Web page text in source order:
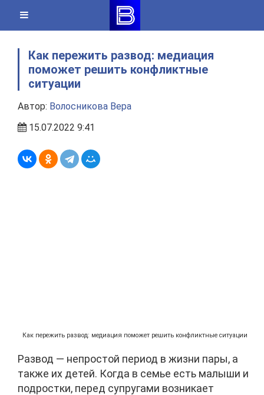
content
Как пережить развод: медиация
поможет решить конфликтные
ситуации
Автор: Волосникова Вера
15.07.2022 9:41
Как пережить развод: медиация поможет решить конфликтные ситуации
Развод — непростой период в жизни пары, а
также их детей. Когда в семье есть малыши и
подростки, перед супругами возникает